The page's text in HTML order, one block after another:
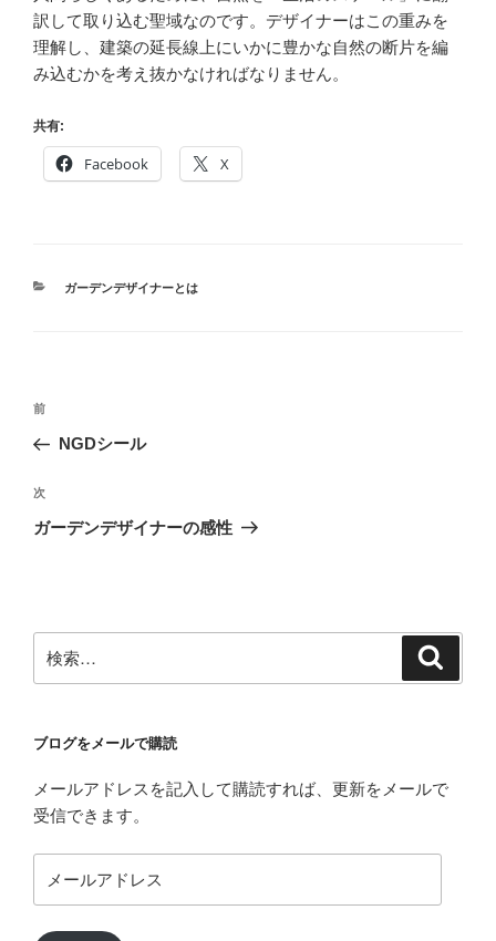
訳して取り込む聖域なのです。デザイナーはこの重みを
理解し、建築の延長線上にいかに豊かな自然の断片を編
み込むかを考え抜かなければなりません。
共有:
Facebook X
カ
ガーデンデザイナーとは
投
ナ
ビ
ゲ
ン
前
の
稿
前
NGDシール
次
の
次
ガーデンデザイナーの感性
索:
ブログをメールで購読
メールアドレスを記入して購読すれば、更新をメールで
受信できます。
ー